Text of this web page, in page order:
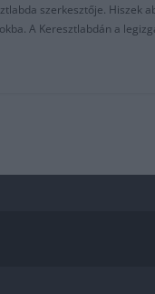
szerkesztője.
A Keresztlabdán a